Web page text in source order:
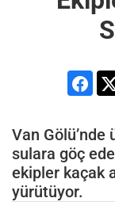
Van Gölü’nde
sulara göç
ekipler kaçak
yürütüyor.